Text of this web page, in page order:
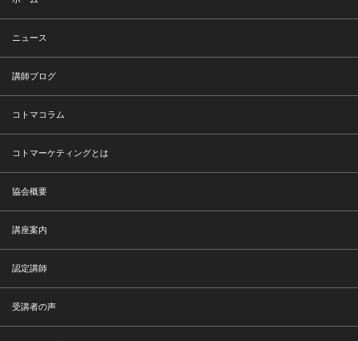
ニュース
講師ブログ
コトマコラム
コトマーケティングとは
協会概要
講座案内
認定講師
受講者の声